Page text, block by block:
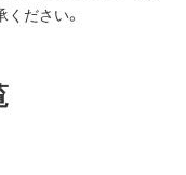
ださい。